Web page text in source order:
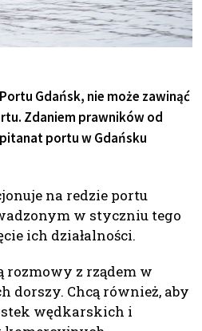
Gdańsk, nie może zawinąć
Zdaniem prawników od
portu w Gdańsku
na redzie portu
w styczniu tego
ich działalności.
rozmowy z rządem w
dorszy. Chcą również, aby
wędkarskich i